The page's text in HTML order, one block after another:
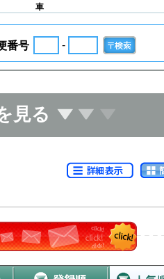
車
番号 -
見る